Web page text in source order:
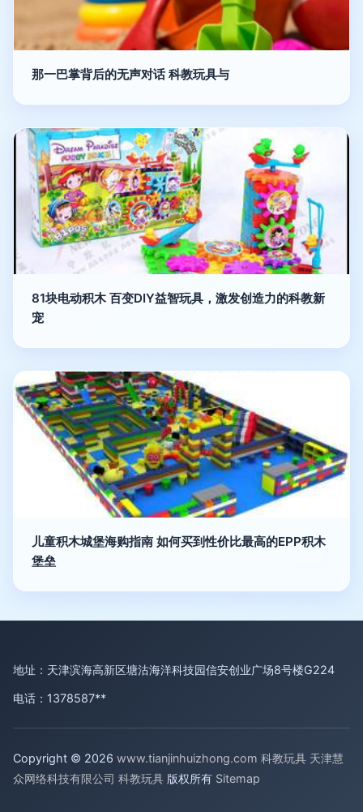
那一巴掌背后的无声对话 科教玩具与
81块电动积木 百变DIY益智玩具，激发创造力的科教新
宠
儿童积木城堡海购指南 如何买到性价比最高的EPP积木
堡垒
地址：天津滨海高新区塘沽海洋科技园信安创业广场8号楼G224
电话：1378587**
Copyright © 2026 www.tianjinhuizhong.com 科教玩具 天津慧
众网络科技有限公司 科教玩具 版权所有 Sitemap